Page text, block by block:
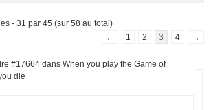
- 31 par 45 (sur 58 au total)
←
1 2 3 4 →
#17664 dans When you play the Game of
die